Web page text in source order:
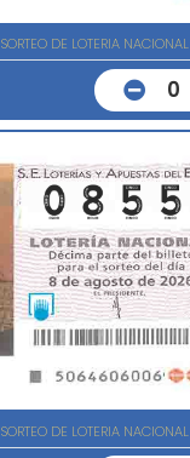
SORTEO DE LOTERIA NACIONAL
0
SORTEO DE LOTERIA NACIONAL